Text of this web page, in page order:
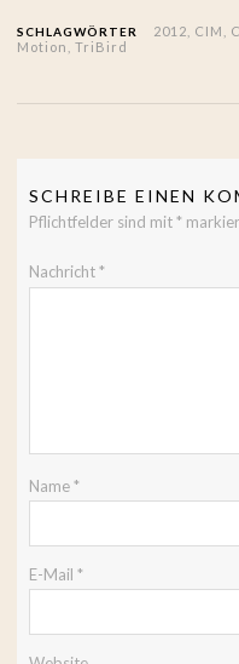
SCHLAGWÖRTER 2012 CIM
Motion
TriBird
SCHREIBE EINEN
Pflichtfelder sind mit*
Nachricht*
Name*
E-Mail *